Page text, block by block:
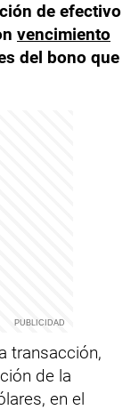
de efectivo
vencimiento
del bono que
transacción,
de la
en el